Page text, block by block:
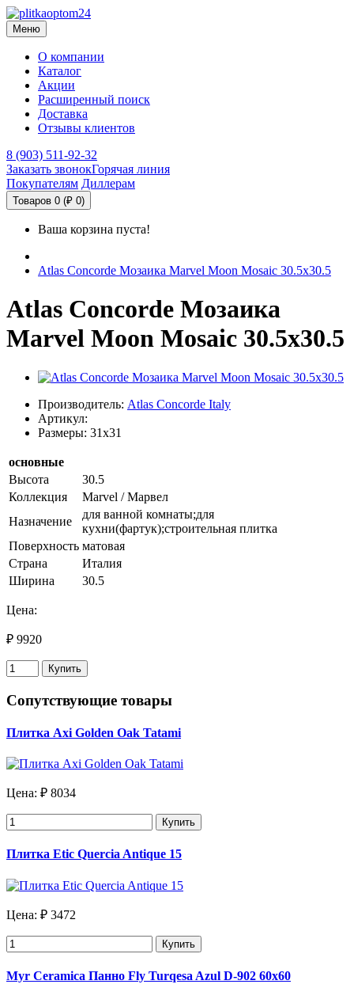
Меню
О компании
Каталог
Акции
Расширенный поиск
Доставка
Отзывы клиентов
8 (903) 511-92-32
Заказать звонокГорячая линия
Покупателям Диллерам
Товаров 0 (₽ 0)
Ваша корзина пуста!
Atlas Concorde Мозаика Marvel Moon Mosaic 30.5х30.5
Atlas Concorde Мозаика
Marvel Moon Mosaic 30.5х30.5
Производитель: Atlas Concorde Italy
Артикул:
Размеры: 31x31
основные
Высота
30.5
Коллекция
Marvel / Марвел
Назначение
для ванной комнаты;для
кухни(фартук);строительная плитка
Поверхность матовая
Страна
Италия
Ширина
30.5
Цена:
₽ 9920
Купить
Сопутствующие товары
Плитка Axi Golden Oak Tatami
Цена: ₽ 8034
Купить
Плитка Etic Quercia Antique 15
Цена: ₽ 3472
Купить
Myr Ceramica Панно Fly Turqesa Azul D-902 60х60